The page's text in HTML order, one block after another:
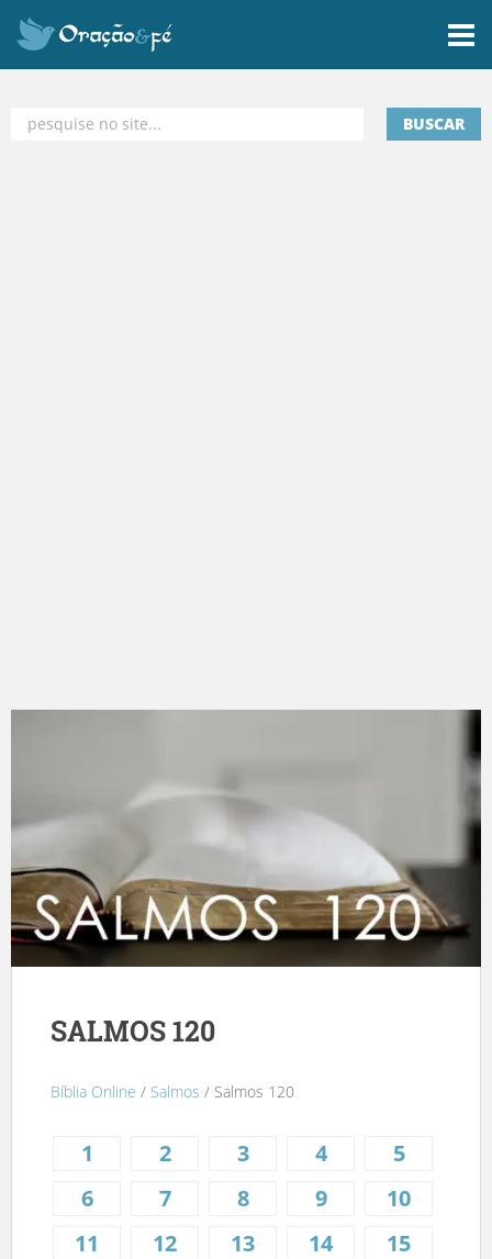
SALMOS 120
Bíblia Online / Salmos / Salmos 120
1 2 3 4
5
6
7 8 9
10
11
12 13 14
15